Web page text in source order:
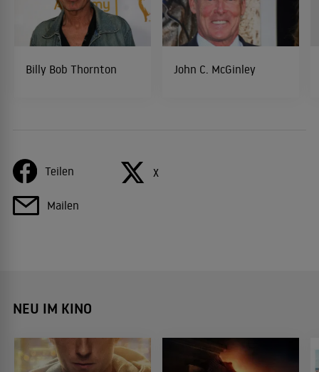
Billy Bob Thornton John C. McGinley
Teilen X
Mailen
NEU IM KINO